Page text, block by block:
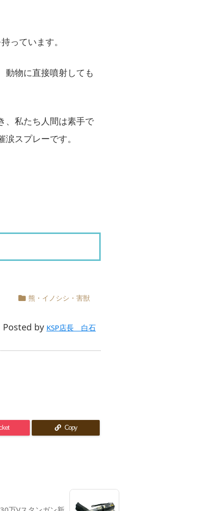
っています。
動物に直接噴射しても
、私たち人間は素手で
スプレーです。
 熊・イノシシ・害獣
Posted by KSP店長 白石
Copy